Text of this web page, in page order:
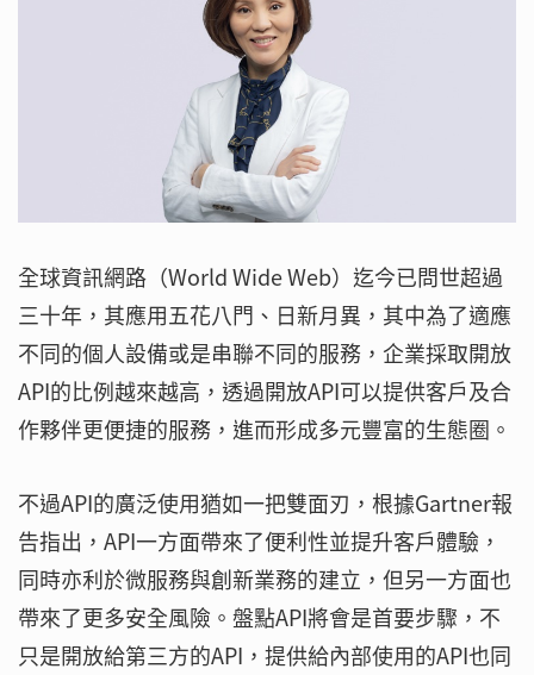
全球資訊網路（World Wide Web）迄今已問世超過
三十年，其應用五花八門、日新月異，其中為了適應
不同的個人設備或是串聯不同的服務，企業採取開放
API的比例越來越高，透過開放API可以提供客戶及合
作夥伴更便捷的服務，進而形成多元豐富的生態圈。
不過API的廣泛使用猶如一把雙面刃，根據Gartner報
告指出，API一方面帶來了便利性並提升客戶體驗，
同時亦利於微服務與創新業務的建立，但另一方面也
帶來了更多安全風險。盤點API將會是首要步驟，不
只是開放給第三方的API，提供給內部使用的API也同